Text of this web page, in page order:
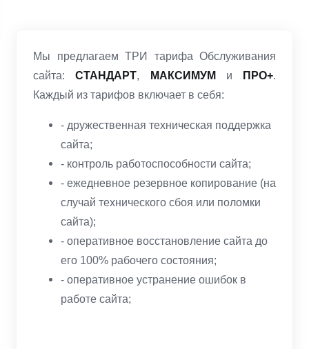
Мы предлагаем ТРИ тарифа Обслуживания
сайта:СТАНДАРТ, МАКСИМУМ и ПРО+.
Каждый из тарифов включает в себя:
- дружественная техническая поддержка
сайта;
- контроль работоспособности сайта;
- ежедневное резервное копирование (на
случай технического сбоя или поломки
сайта);
- оперативное восстановление сайта до
его 100% рабочего состояния;
- оперативное устранение ошибок в
работе сайта;